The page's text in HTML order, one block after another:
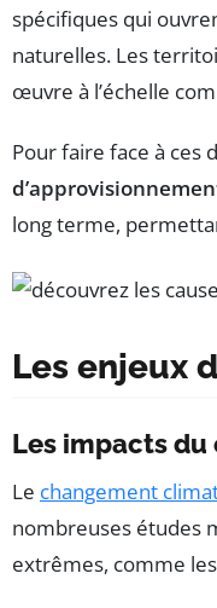
spécifiques qui
naturelles. Les
œuvre à l’échelle
Pour faire face à ces
long terme,
Les enjeux
Les impacts
Le changement
nombreuses études
extrêmes, comme